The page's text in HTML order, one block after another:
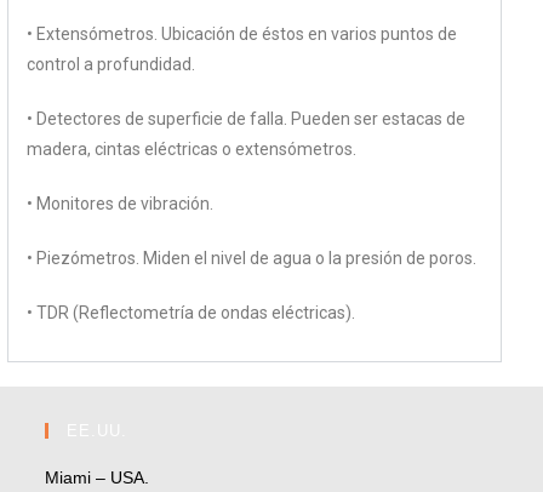
• Extensómetros. Ubicación de éstos en varios puntos de
control a profundidad.
• Detectores de superficie de falla. Pueden ser estacas de
madera, cintas eléctricas o extensómetros.
• Monitores de vibración.
• Piezómetros. Miden el nivel de agua o la presión de poros.
• TDR (Reflectometría de ondas eléctricas).
Miami – USA.